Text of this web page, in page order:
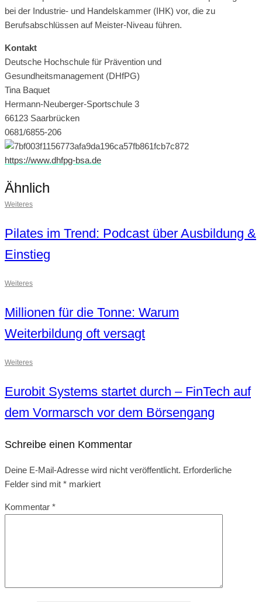
bei der Industrie- und Handelskammer (IHK) vor, die zu
Berufsabschlüssen auf Meister-Niveau führen.
Kontakt
Deutsche Hochschule für Prävention und
Gesundheitsmanagement (DHfPG)
Tina Baquet
Hermann-Neuberger-Sportschule 3
66123 Saarbrücken
0681/6855-206
https://www.dhfpg-bsa.de
Ähnlich
Weiteres
Pilates im Trend: Podcast über Ausbildung &
Einstieg
Weiteres
Millionen für die Tonne: Warum
Weiterbildung oft versagt
Weiteres
Eurobit Systems startet durch – FinTech auf
dem Vormarsch vor dem Börsengang
Schreibe einen Kommentar
Deine E-Mail-Adresse wird nicht veröffentlicht. Erforderliche
Felder sind mit * markiert
Kommentar *